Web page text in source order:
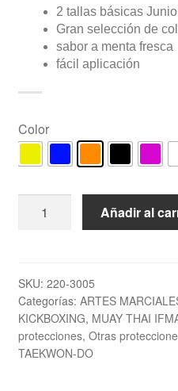
2 tallas básicas
Gran selección de
sabor a menta fresca
fácil aplicación
Color
cantidad
Añadir al
SKU: 220-3005
Categorías: ARTES
KICKBOXING, MUAY THAI
protecciones, Otras
TAEKWON-DO